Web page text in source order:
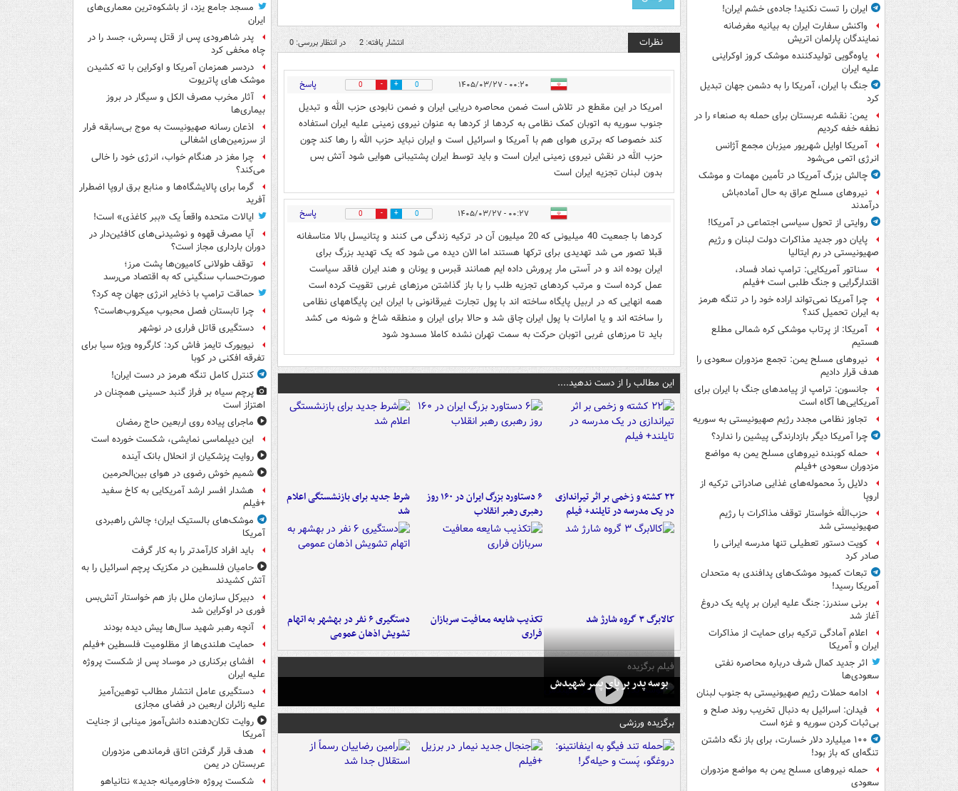
ایران را تست نکنید! جاده‌ی خشم ایران!
واکنش سفارت ایران به بیانیه مغرضانه
نمایندگان پارلمان اتریش
یاوه‌گویی تولیدکننده موشک کروز اوکراینی
علیه ایران
جنگ با ایران، آمریکا را به دشمن جهان تبدیل
کرد
یمن: نقشه عربستان برای حمله به صنعاء را در
نطفه خفه کردیم
آمریکا اوایل شهریور میزبان مجمع آژانس
انرژی اتمی می‌شود
چالش بزرگ آمریکا در تأمین مهمات و موشک
نیروهای مسلح عراق به حال آماده‌باش
درآمدند
روایتی از تحول سیاسی اجتماعی در آمریکا!
پایان دور جدید مذاکرات دولت لبنان و رژیم
صهیونیستی در رم ایتالیا
سناتور آمریکایی: ترامپ نماد فساد،
اقتدارگرایی و جنگ طلبی است +فیلم
چرا آمریکا نمی‌تواند اراده خود را در تنگه هرمز
به ایران تحمیل کند؟
آمریکا: از پرتاب موشکی کره شمالی مطلع
هستیم
نیروهای مسلح یمن: تجمع مزدوران سعودی را
هدف قرار دادیم
جانسون: ترامپ از پیامدهای جنگ با ایران برای
آمریکایی‌ها آگاه است
تجاوز نظامی مجدد رژیم صهیونیستی به سوریه
چرا آمریکا دیگر بازدارندگی پیشین را ندارد؟
حمله کوبنده نیروهای مسلح یمن به مواضع
مزدوران سعودی +فیلم
دلایل ردّ محموله‌های غذایی صادراتی ترکیه از
اروپا
حزب‌الله خواستار توقف مذاکرات با رژیم
صهیونیستی شد
کویت دستور تعطیلی تنها مدرسه ایرانی را
صادر کرد
تبعات کمبود موشک‌های پدافندی به متحدان
آمریکا رسید!
برنی سندرز: جنگ علیه ایران بر پایه یک دروغ
آغاز شد
اعلام آمادگی ترکیه برای حمایت از مذاکرات
ایران و آمریکا
اثر جدید کمال شرف درباره محاصره نفتی
سعودی‌ها
ادامه حملات رژیم صهیونیستی به جنوب لبنان
فیدان: اسرائیل به دنبال تخریب روند صلح و
بی‌ثبات کردن سوریه و غزه است
۱۰۰ میلیارد دلار خسارت، برای باز نگه داشتن
تنگه‌ای که باز بود!
حمله نیروهای مسلح یمن به مواضع مزدوران
سعودی
نظرات انتشار یافته: 2 در انتظار بررسی: 0
۰۰:۲۰ - ۱۴۰۵/۰۳/۲۷ 0
0 پاسخ
امریکا در این مقطع در تلاش است ضمن محاصره دریایی ایران و ضمن نابودی حزب الله و تبدیل
جنوب سوریه به اتوبان کمک نظامی به کردها از کردها به عنوان نیروی زمینی علیه ایران استفاده
کند خصوصا که برتری هوای هم با آمریکا و اسرائیل است و ایران نباید حزب الله را رها کند چون
حزب الله در نقش نیروی زمینی ایران است و باید توسط ایران پشتیبانی هوایی شود آتش بس
بدون لبنان تجزیه ایران است
۰۰:۲۷ - ۱۴۰۵/۰۳/۲۷ 0
0 پاسخ
کردها با جمعیت 40 میلیونی که 20 میلیون آن در ترکیه زندگی می کنند و پتانیسل بالا متاسفانه
قبلا تصور می شد تهدیدی برای ترکها هستند اما الان دیده می شود که یک تهدید بزرگ برای
ایران بوده اند و در آستی مار پرورش داده ایم همانند قبرس و یونان و هند ایران فاقد سیاست
عمل کرده است و مرتب کردهای تجزیه طلب را با باز گذاشتن مرزهای غربی تقویت کرده است
همه انهایی که در اربیل پایگاه ساخته اند با پول تجارت غیرقانونی با ایران این پایگاههای نظامی
را ساخته اند و یا امارات با پول ایران چاق شد و حالا برای ایران و منطقه شاخ و شونه می کشد
باید تا مرزهای غربی اتوبان حرکت به سمت تهران نشده کاملا مسدود شود
این مطالب را از دست ندهید....
۲۲ کشته و زخمی بر اثر تیراندازی
در یک مدرسه در تایلند+ فیلم
۶ دستاورد بزرگ ایران در ۱۶۰ روز
رهبری رهبر انقلاب
شرط جدید برای بازنشستگی اعلام
شد
کالابرگ ۳ گروه شارژ شد
تکذیب شایعه معافیت سربازان
فراری
دستگیری ۶ نفر در بهشهر به اتهام
تشویش اذهان عمومی
فیلم برگزیده
بوسه‌ پدر بر پای پسر شهیدش
برگزیده ورزشی
مسجد جامع یزد، از باشکوه‌ترین معماری‌های
ایران
پدر شاهرودی پس از قتل پسرش، جسد را در
چاه مخفی کرد
دردسر همزمان آمریکا و اوکراین با ته کشیدن
موشک های پاتریوت
آثار مخرب مصرف الکل و سیگار در بروز
بیماری‌ها
اذعان رسانه صهیونیست به موج بی‌سابقه فرار
از سرزمین‌های اشغالی
چرا مغز در هنگام خواب، انرژی خود را خالی
می‌کند؟
گرما برای پالایشگاه‌ها و منابع برق اروپا اضطرار
آفرید
ایالات متحده واقعاً یک «ببر کاغذی» است!
آیا مصرف قهوه و نوشیدنی‌های کافئین‌دار در
دوران بارداری مجاز است؟
توقف طولانی کامیون‌ها پشت مرز؛
صورت‌حساب سنگینی که به اقتصاد می‌رسد
حماقت ترامپ با ذخایر انرژی جهان چه کرد؟
چرا تابستان فصل محبوب میکروب‌هاست؟
دستگیری قاتل فراری در نوشهر
نیویورک تایمز فاش کرد: کارگروه ویژه سیا برای
تفرقه افکنی در کوبا
کنترل کامل تنگه هرمز در دست ایران!
پرچم سیاه بر فراز گنبد حسینی همچنان در
اهتزاز است
ماجرای پیاده روی اربعین حاج رمضان
این دیپلماسی نمایشی، شکست خورده است
روایت پزشکیان از انحلال بانک آینده
شمیم خوش رضوی در هوای بین‌الحرمین
هشدار افسر ارشد آمریکایی به کاخ سفید
+فیلم
موشک‌های بالستیک ایران؛ چالش راهبردی
آمریکا
باید افراد کارآمدتر را به کار گرفت
حامیان فلسطین در مکزیک پرچم اسرائیل را به
آتش کشیدند
دبیرکل سازمان ملل باز هم خواستار آتش‌بس
فوری در اوکراین شد
آنچه رهبر شهید سال‌ها پیش دیده بودند
حمایت هلندی‌ها از مظلومیت فلسطین +فیلم
افشای برکناری در موساد پس از شکست پروژه
علیه ایران
دستگیری عامل انتشار مطالب توهین‌آمیز
علیه زائران اربعین در فضای مجازی
روایت تکان‌دهنده دانش‌آموز مینابی از جنایت
آمریکا
هدف قرار گرفتن اتاق‌ فرماندهی مزدوران
عربستان در یمن
شکست پروژه «خاورمیانه جدید» نتانیاهو